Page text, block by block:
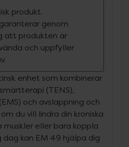
produkt.
genom
att produkten är
och uppfyller
enhet som kombinerar
(TENS),
och avslappning och
du vill lindra din kroniska
muskler eller bara koppla
dag kan EM 49 hjälpa dig